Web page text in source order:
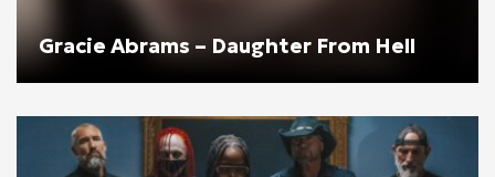
Gracie Abrams – Daughter From Hell